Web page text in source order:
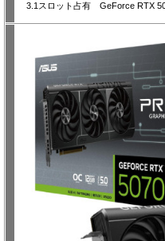
3.1スロット占有 GeForce RTX